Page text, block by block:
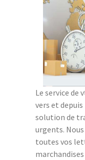
Le service de
vers et
solution de
urgents.
toutes vos